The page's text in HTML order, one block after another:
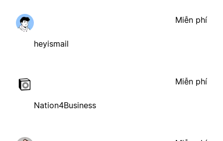
heyismail
Miễn phí
Nation4Business
Miễn phí